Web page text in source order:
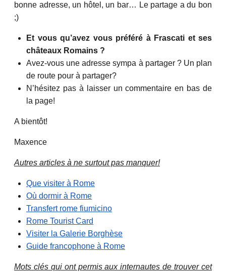
bonne adresse, un hôtel, un bar… Le partage a du bon
;)
Et vous qu’avez vous préféré à Frascati et ses
châteaux Romains ?
Avez-vous une adresse sympa à partager ? Un plan
de route pour à partager?
N’hésitez pas à laisser un commentaire en bas de
la page!
A bientôt!
Maxence
Autres articles à ne surtout pas manquer!
Que visiter à Rome
Où dormir à Rome
Transfert rome fiumicino
Rome Tourist Card
Visiter la Galerie Borghèse
Guide francophone à Rome
Mots clés qui ont permis aux internautes de trouver cet